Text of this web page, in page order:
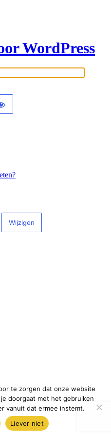
WordPress
te zorgen dat onze website
doorgaat met het gebruiken
vanuit dat ermee instemt.
Liever niet